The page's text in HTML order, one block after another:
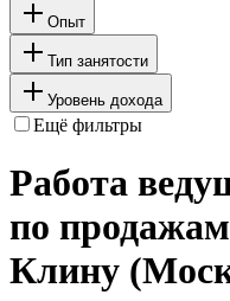
Опыт
Тип занятости
Уровень дохода
Ещё фильтры
Работа
по
Клину